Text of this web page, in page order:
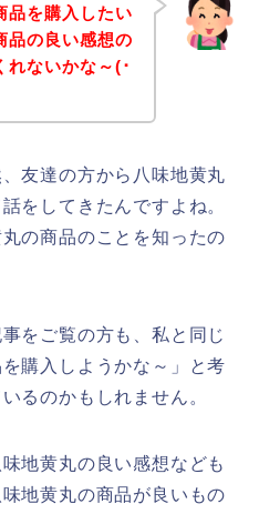
品を購入したい
品の良い感想の
れないかな～(･
友達の方から八味地黄丸
をしてきたんですよね。
の商品のことを知ったの
をご覧の方も、私と同じ
購入しようかな～」と考
るのかもしれません。
地黄丸の良い感想なども
地黄丸の商品が良いもの